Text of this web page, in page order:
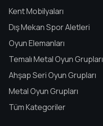
Kent Mobilyaları
Dış Mekan Spor Aletleri
Oyun Elemanları
Temalı Metal Oyun Grupları
Ahşap Seri Oyun Grupları
Metal Oyun Grupları
Tüm Kategoriler